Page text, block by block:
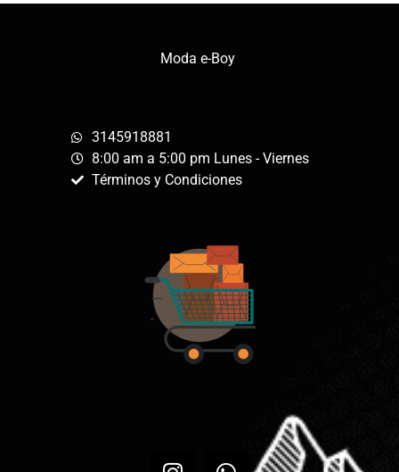
Moda e-Boy
3145918881
8:00 am a 5:00 pm Lunes - Viernes
Términos y Condiciones